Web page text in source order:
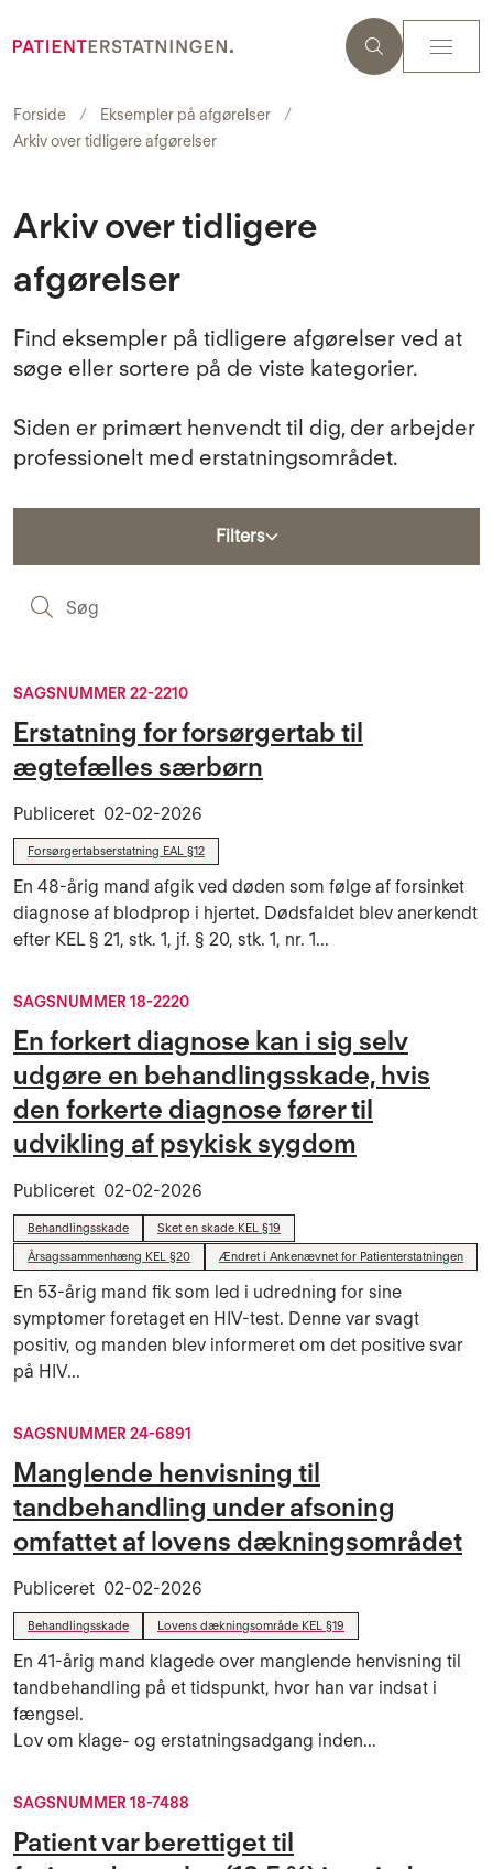
Forside
Eksempler på afgørelser
Arkiv over tidligere afgørelser
Arkiv over tidligere
afgørelser
Find eksempler på tidligere afgørelser ved at
søge eller sortere på de viste kategorier.
Siden er primært henvendt til dig, der arbejder
professionelt med erstatningsområdet.
Filters
SAGSNUMMER 22-2210
Erstatning for forsørgertab til
ægtefælles særbørn
Publiceret 02-02-2026
Forsørgertabserstatning EAL §12
En 48-årig mand afgik ved døden som følge af forsinket
diagnose af blodprop i hjertet. Dødsfaldet blev anerkendt
efter KEL § 21, stk. 1, jf. § 20, stk. 1, nr. 1...
SAGSNUMMER 18-2220
En forkert diagnose kan i sig selv
udgøre en behandlingsskade, hvis
den forkerte diagnose fører til
udvikling af psykisk sygdom
Publiceret 02-02-2026
Behandlingsskade
Sket en skade KEL §19
Årsagssammenhæng KEL §20
Ændret i Ankenævnet for Patienterstatningen
En 53-årig mand fik som led i udredning for sine
symptomer foretaget en HIV-test. Denne var svagt
positiv, og manden blev informeret om det positive svar
på HIV...
SAGSNUMMER 24-6891
Manglende henvisning til
tandbehandling under afsoning
omfattet af lovens dækningsområdet
Publiceret 02-02-2026
Behandlingsskade Lovens dækningsområde KEL §19
En 41-årig mand klagede over manglende henvisning til
tandbehandling på et tidspunkt, hvor han var indsat i
fængsel.
Lov om klage- og erstatningsadgang inden...
SAGSNUMMER 18-7488
Patient var berettiget til